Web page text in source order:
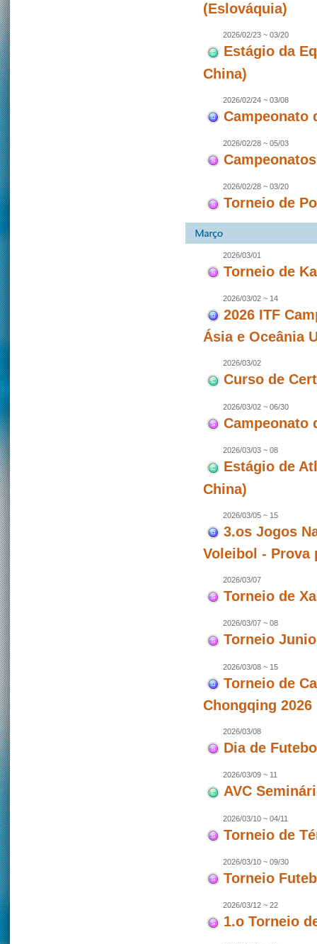
(Eslováquia)
2026/02/23 ~ 03/20
Estágio da
China)
2026/02/24 ~ 03/08
Campeonato
2026/02/28 ~ 05/03
2026/02/28 ~ 03/20
Torneio de
2026/03/01
Torneio de
2026/03/02 ~ 14
2026 ITF
Ásia e Oceânia
2026/03/02
Curso de
2026/03/02 ~ 06/30
Campeonato
2026/03/03 ~ 08
Estágio de
China)
2026/03/05 ~ 15
3.os Jogos
Voleibol - Prova
2026/03/07
Torneio de
2026/03/07 ~ 08
Torneio
2026/03/08 ~ 15
Torneio de
Chongqing
2026/03/08
Dia de
2026/03/09 ~ 11
AVC
2026/03/10 ~ 04/11
Torneio de
2026/03/10 ~ 09/30
Torneio
2026/03/12 ~ 22
1.o Torneio